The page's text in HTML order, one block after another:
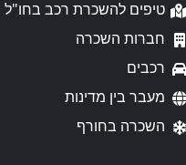
טיפים להשכרת רכב בחו"ל
חברות השכרה
רכבים
מעבר בין מדינות
השכרה בחורף